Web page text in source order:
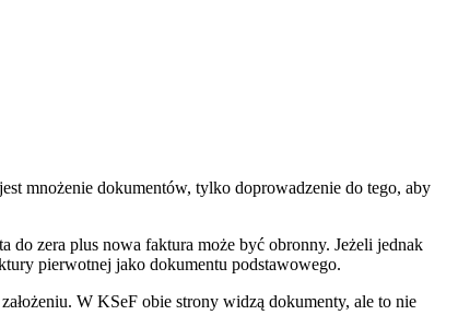
mnożenie dokumentów, tylko doprowadzenie do tego, aby
do zera plus nowa faktura może być obronny. Jeżeli jednak
pierwotnej jako dokumentu podstawowego.
W KSeF obie strony widzą dokumenty, ale to nie